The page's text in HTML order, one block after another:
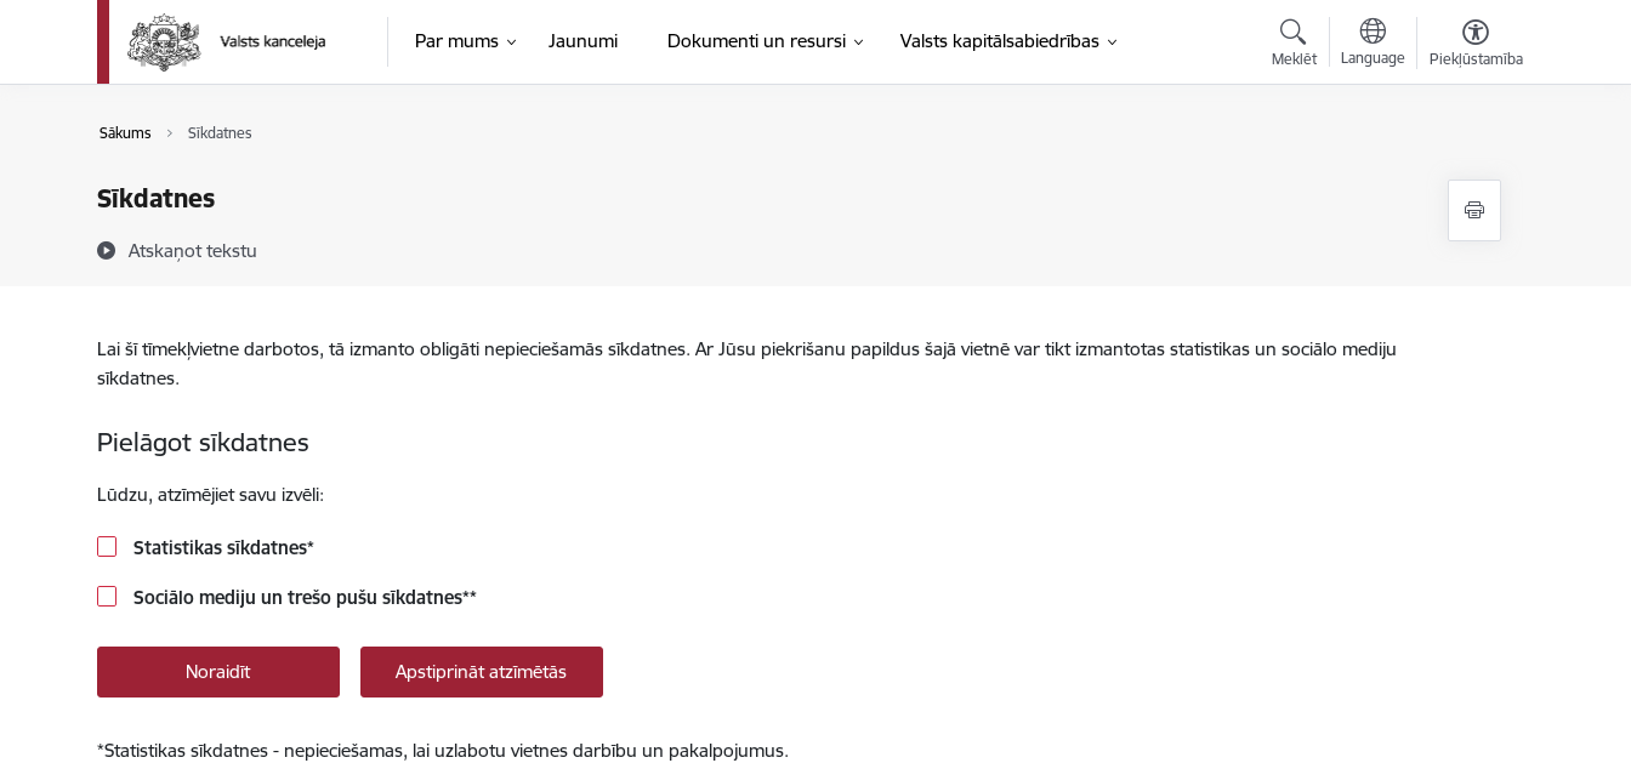
Pāriet uz lapas saturu
Par mums Jaunumi Dokumenti un resursi Valsts kapitālsabiedrības
Meklēt Language Piekļūstamība
Sākums Sīkdatnes
Sīkdatnes
Atskaņot tekstu
Lai šī tīmekļvietne darbotos, tā izmanto obligāti nepieciešamās sīkdatnes. Ar Jūsu piekrišanu papildus šajā vietnē var tikt izmantotas statistikas un sociālo mediju
sīkdatnes.
Pielāgot sīkdatnes
Lūdzu, atzīmējiet savu izvēli:
Statistikas sīkdatnes*
Sociālo mediju un trešo pušu sīkdatnes**
Noraidīt Apstiprināt atzīmētās
*Statistikas sīkdatnes - nepieciešamas, lai uzlabotu vietnes darbību un pakalpojumus.